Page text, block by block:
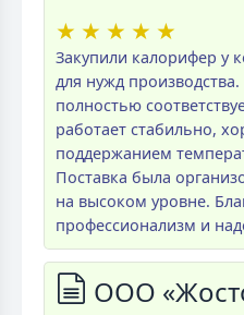
★ ★ ★ ★ ★
Закупили калорифер у
для нужд
полностью
работает стабильно,
поддержанием
Поставка была
на высоком уровне.
профессионализм и
ООО